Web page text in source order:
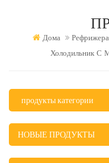
Дома
Холодильник С
продукты категории
НОВЫЕ ПРОДУКТЫ